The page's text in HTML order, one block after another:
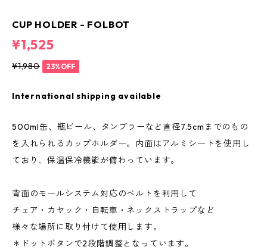
CUP HOLDER - FOLBOT
¥1,525
¥1,980 23%OFF
International shipping available
500ml缶、瓶ビール、タンブラーなど直径7.5cmまでのもの
を入れられるカップホルダー。内面はアルミシートを使用し
ており、保温保冷機能が備わっています。
背面のモールシステム対応のベルトを利用して
チェア・カヤック・自転車・ネックストラップなど
様々な場所に取り付けて使用します。
＊ドットボタンで2段階調整となっています。